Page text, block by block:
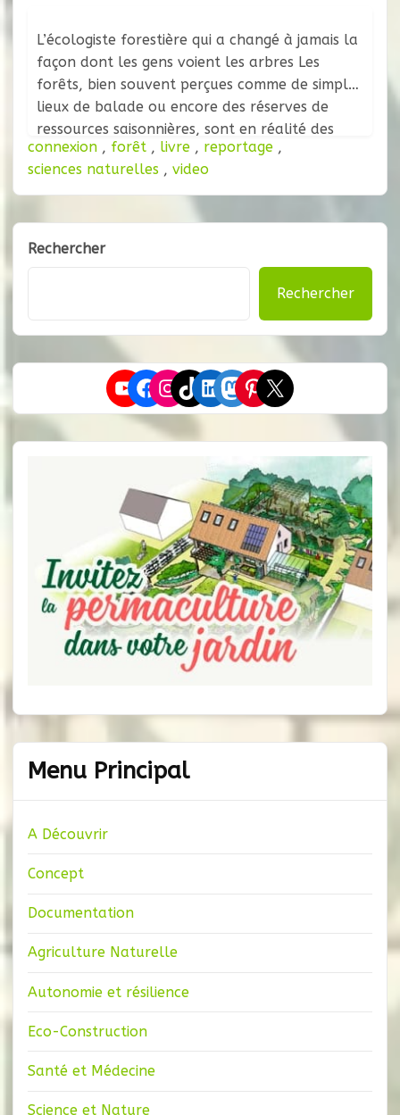
L’écologiste forestière qui a changé à jamais la
façon dont les gens voient les arbres Les
forêts, bien souvent perçues comme de simples
lieux de balade ou encore des réserves de
ressources saisonnières, sont en réalité des
écosystèmes complexes, interconnectés par
des réseaux souterrains invisibles. Suzanne
Simard, écologiste forestière canadienne, a
révolutionné notre compréhension de
connexion , forêt , livre , reportage ,
sciences naturelles , video
Rechercher
Rechercher
YouTube
Facebook
Instagram
TikTok
LinkedIn
Mastodon
Pinterest
X
Menu Principal
A Découvrir
Concept
Documentation
Agriculture Naturelle
Autonomie et résilience
Eco-Construction
Santé et Médecine
Science et Nature